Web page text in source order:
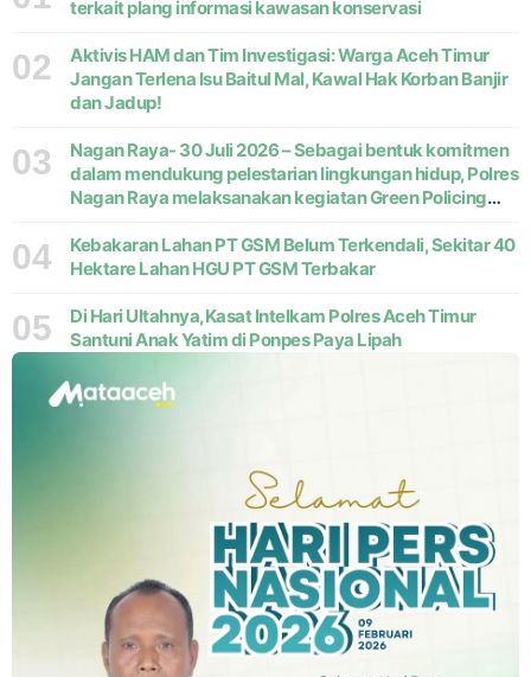
terkait plang informasi kawasan konservasi
02
Aktivis HAM dan Tim Investigasi: Warga Aceh Timur
Jangan Terlena Isu Baitul Mal, Kawal Hak Korban Banjir
dan Jadup!
03
Nagan Raya- 30 Juli 2026 – Sebagai bentuk komitmen
dalam mendukung pelestarian lingkungan hidup, Polres
Nagan Raya melaksanakan kegiatan Green Policing
Kecamatan Beutong, Kabupaten
04
Kebakaran Lahan PT GSM Belum Terkendali, Sekitar 40
Hektare Lahan HGU PT GSM Terbakar
05
Di Hari Ultahnya,Kasat Intelkam Polres Aceh Timur
Santuni Anak Yatim di Ponpes Paya Lipah